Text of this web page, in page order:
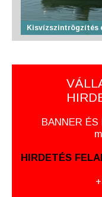
Kisvízszintrögzítés
BANNER
HIRDETÉS